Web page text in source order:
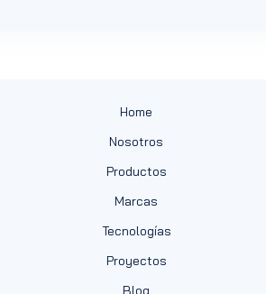
Home
Nosotros
Productos
Marcas
Tecnologías
Proyectos
Blog